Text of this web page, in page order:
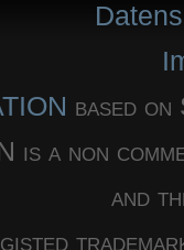
based
is a non
and